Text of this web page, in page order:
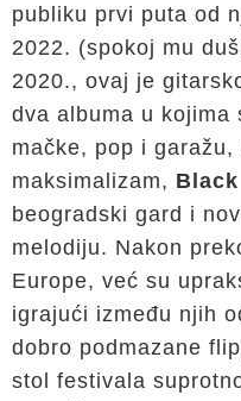
publiku prvi puta od
2022. (spokoj mu
2020., ovaj je
dva albuma u kojima
mačke, pop i garažu,
maksimalizam,
beogradski gard i
melodiju. Nakon
Europe, već su
igrajući između njih
dobro podmazane
stol festivala